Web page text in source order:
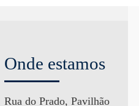
Onde estamos
Rua do Prado, Pavilhão